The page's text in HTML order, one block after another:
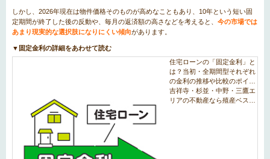
しかし、2026年現在は物件価格そのものが高めなこともあり、10年という短い固
定期間が終了した後の反動や、毎月の返済額の高さなどを考えると、 今の市場では
あまり現実的な選択肢になりにくい傾向があります。
▼固定金利の詳細をあわせて読む